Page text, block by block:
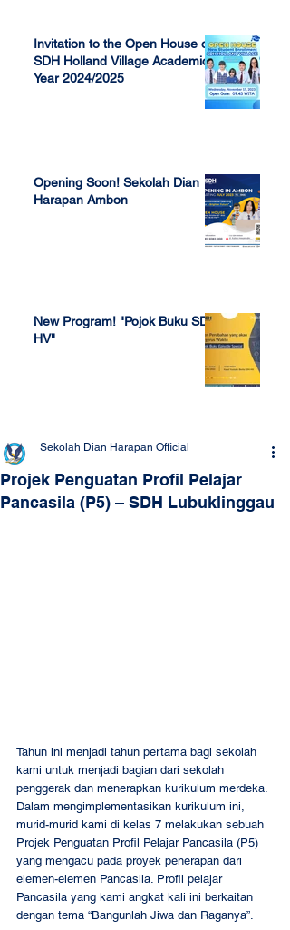
Invitation to the Open House of
SDH Holland Village Academic
Year 2024/2025
Opening Soon! Sekolah Dian
Harapan Ambon
New Program! "Pojok Buku SDH
HV"
Projek Penguatan Profil Pelajar
Pancasila (P5) – SDH Lubuklinggau
Sekolah Dian Harapan Official
Tahun ini menjadi tahun pertama bagi sekolah
kami untuk menjadi bagian dari sekolah
penggerak dan menerapkan kurikulum merdeka.
Dalam mengimplementasikan kurikulum ini,
murid-murid kami di kelas 7 melakukan sebuah
Projek Penguatan Profil Pelajar Pancasila (P5)
yang mengacu pada proyek penerapan dari
elemen-elemen Pancasila. Profil pelajar
Pancasila yang kami angkat kali ini berkaitan
dengan tema “Bangunlah Jiwa dan Raganya”.